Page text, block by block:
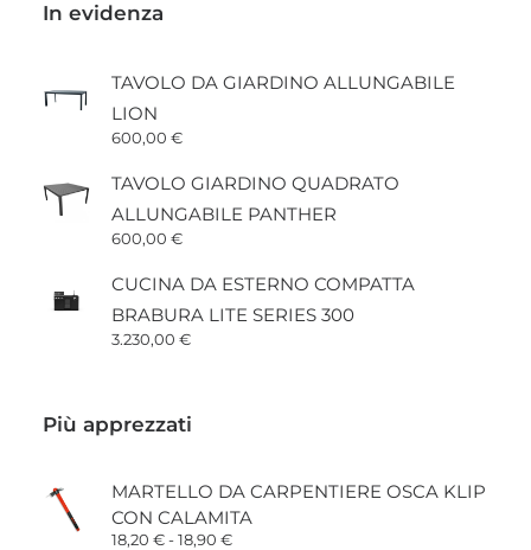
In evidenza
TAVOLO DA GIARDINO ALLUNGABILE
LION
600,00 €
TAVOLO GIARDINO QUADRATO
ALLUNGABILE PANTHER
600,00 €
CUCINA DA ESTERNO COMPATTA
BRABURA LITE SERIES 300
3.230,00 €
Più apprezzati
MARTELLO DA CARPENTIERE OSCA KLIP
CON CALAMITA
18,20 €-18,90 €Fascia